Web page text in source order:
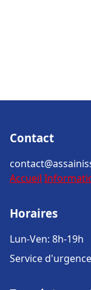
Contact
Accueil
Horaires
Lun-Ven: 8h-19h
Service